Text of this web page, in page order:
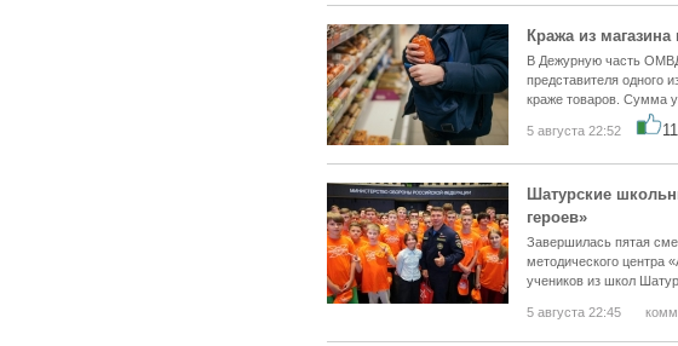
Кража из магазина
В Дежурную часть
представителя одного
краже товаров. Сумма
5 августа 22:52 11
Шатурские
героев»
Завершилась пятая
методического центра
учеников из школ
5 августа 22:45